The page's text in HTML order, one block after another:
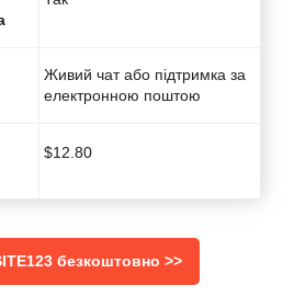
Живий чат або підтримка за
електронною поштою
$12.80
безкоштовно >>